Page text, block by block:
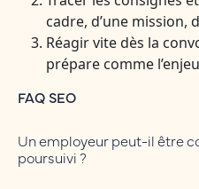
cadre, d’une mission,
Réagir vite dès la
prépare comme
FAQ SEO
Un employeur peut-il être
poursuivi ?